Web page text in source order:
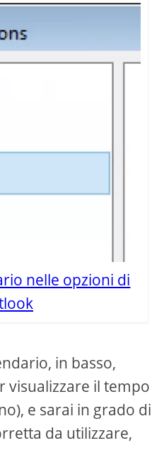
nelle opzioni di
in basso,
visualizzare il tempo
e sarai in grado di
da utilizzare,